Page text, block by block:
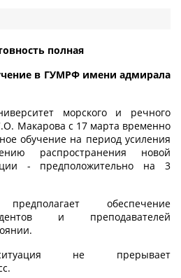
полная
в ГУМРФ имени адмирала
морского и речного
Макарова с 17 марта временно
обучение на период усиления
распространения новой
- предположительно на 3
обеспечение
и преподавателей
не прерывает